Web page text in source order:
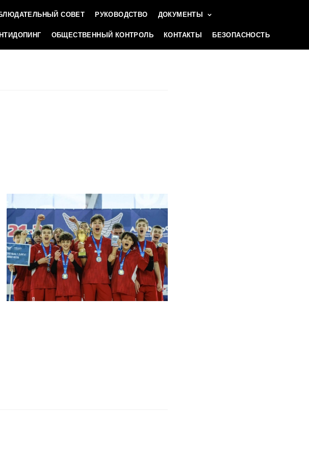
СОВЕТ РУКОВОДСТВО ДОКУМЕНТЫ
ОБЩЕСТВЕННЫЙ КОНТРОЛЬ КОНТАКТЫ БЕЗОПАСНОСТЬ